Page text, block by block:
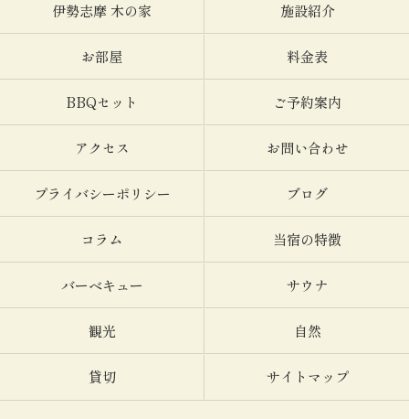
伊勢志摩 木の家 施設紹介
お部屋 料金表
BBQセット ご予約案内
アクセス お問い合わせ
プライバシーポリシー ブログ
コラム 当宿の特徴
バーベキュー サウナ
観光 自然
貸切 サイトマップ